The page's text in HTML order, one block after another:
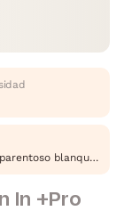
Transparentoso blanquesino
In +Pro